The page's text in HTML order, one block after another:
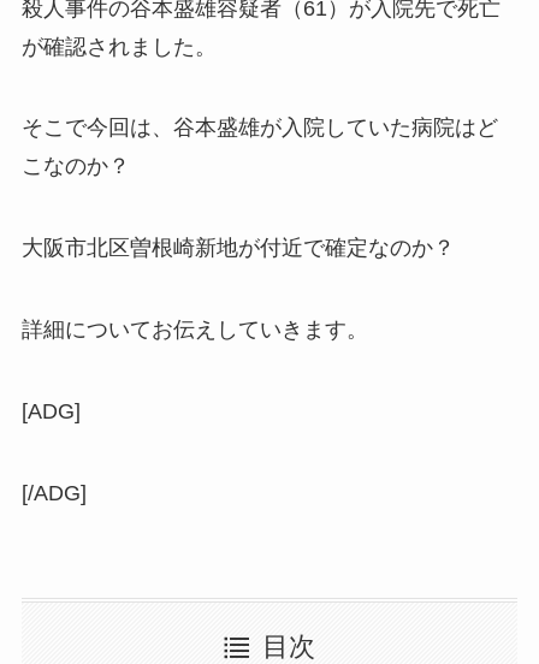
殺人事件の谷本盛雄容疑者（61）が入院先で死亡
が確認されました。
そこで今回は、谷本盛雄が入院していた病院はど
こなのか？
大阪市北区曽根崎新地が付近で確定なのか？
詳細についてお伝えしていきます。
[ADG]
[/ADG]
目次